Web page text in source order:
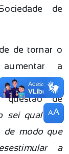
AA
de
de tornar o
aumentar a
acidentes e
questão de
sei qual é o
de modo que
a